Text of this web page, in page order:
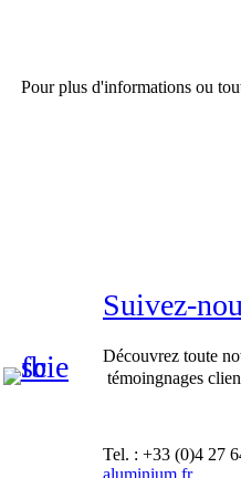
Pour plus d'informations ou
Suivez-
Découvrez toute
témoingnages
Tel. : +33 (0)4 27
aluminium.fr